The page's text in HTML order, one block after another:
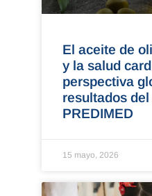
El aceite de
y la salud
perspectiva
resultados
PREDIMED
15 mayo, 2026